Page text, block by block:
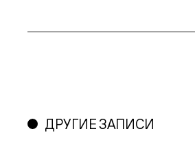
ДРУГИЕ ЗАПИСИ